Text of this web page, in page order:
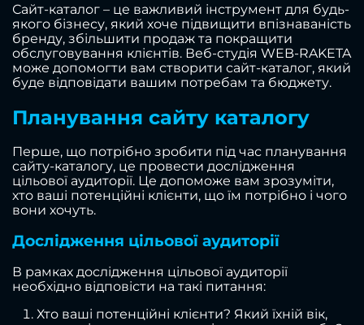
Сайт-каталог – це важливий інструмент для будь-
якого бізнесу, який хоче підвищити впізнаваність
бренду, збільшити продаж та покращити
обслуговування клієнтів. Веб-студія WEB-RAKETA
може допомогти вам створити сайт-каталог, який
буде відповідати вашим потребам та бюджету.
Планування сайту каталогу
Перше, що потрібно зробити під час планування
сайту-каталогу, це провести дослідження
цільової аудиторії. Це допоможе вам зрозуміти,
хто ваші потенційні клієнти, що їм потрібно і чого
вони хочуть.
Дослідження цільової аудиторії
В рамках дослідження цільової аудиторії
необхідно відповісти на такі питання:
Хто ваші потенційні клієнти? Який їхній вік,